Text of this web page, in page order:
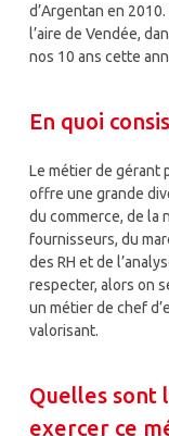
d’Argentan en
l’aire de Vendée,
nos 10 ans cette
En quoi
Le métier de gérant
offre une grande
du commerce, de la
fournisseurs, du
des RH et de
respecter, alors on
un métier de chef
valorisant.
Quelles sont
exercer ce